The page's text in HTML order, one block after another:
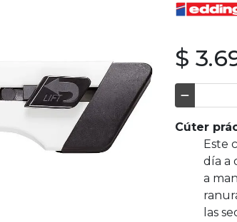
$
Cúter
Este
día a
a
las